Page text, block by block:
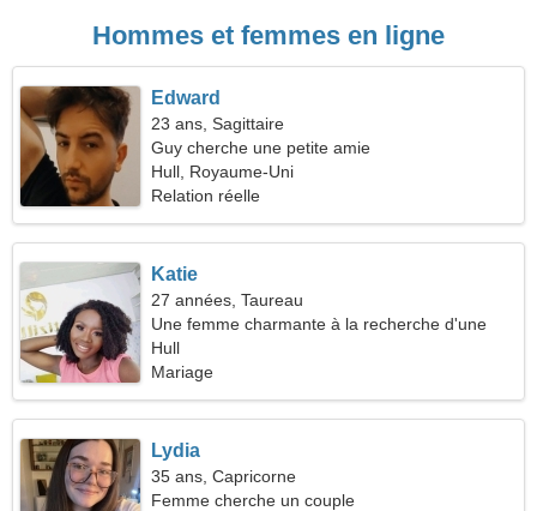
Hommes et femmes en ligne
Edward
23 ans, Sagittaire
Guy cherche une petite amie
Hull, Royaume-Uni
Relation réelle
Katie
27 années, Taureau
Une femme charmante à la recherche d'une
relation passionnée
Hull
Mariage
Lydia
35 ans, Capricorne
Femme cherche un couple